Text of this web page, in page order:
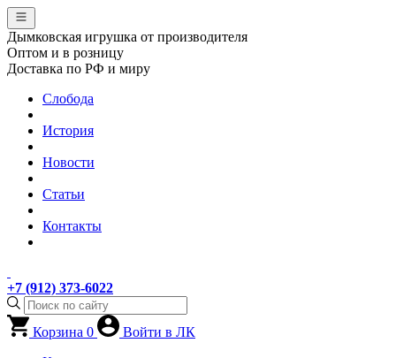
Дымковская игрушка от производителя
Оптом и в розницу
Доставка по РФ и миру
Слобода
История
Новости
Статьи
Контакты
+7 (912) 373-6022
Корзина 0
Войти в ЛК